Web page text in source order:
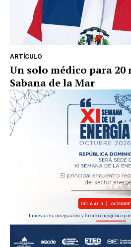
ARTÍCULO
Un solo médico para 20
Sabana de la Mar